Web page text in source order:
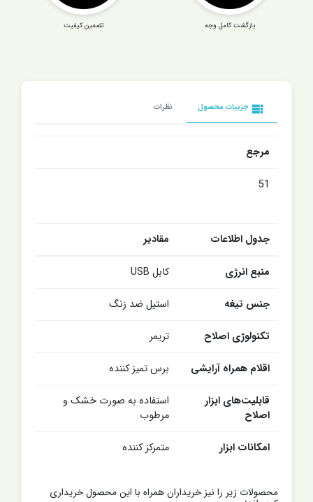
بازگشت کامل وجه تضمین کیفیت
view_list جزییات محصول نظرات
مرجع
51
جدول اطلاعات مقادیر
منبع انرژی
کابل USB
جنس تیغه
استیل ضد زنگ
تکنولوژی اصلاح
تریمر
اقلام همراه آرایشی
برس تمیز کننده
قابلیت‌های ابزار
اصلاح
استفاده به صورت خشک و
مرطوب
امکانات ابزار
متمرکز کننده
محصولات زیر را نیز خریداران همراه با این محصول خریداری